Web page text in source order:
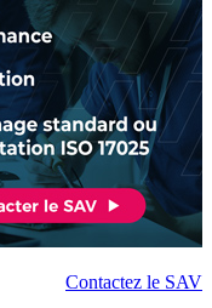
Contactez le SAV